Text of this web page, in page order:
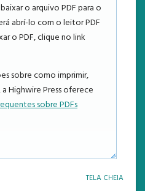
o arquivo PDF para o
abrí-lo com o leitor PDF
o PDF, clique no link
sobre como imprimir,
a Highwire Press oferece
sobre PDFs
TELA CHEIA